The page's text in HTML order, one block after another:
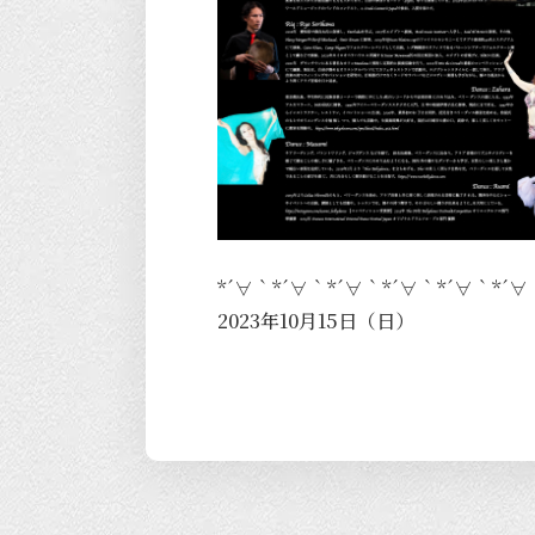
*´∀｀*´∀｀*´∀｀*´∀｀*´∀｀*´∀
2023年10月15日（日）